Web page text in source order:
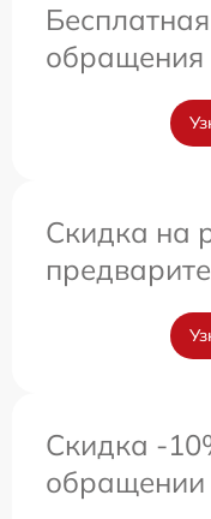
обращения
Скидка на
Скидка -
обращении